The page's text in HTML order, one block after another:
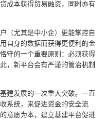
成本获得贸易融资，同时亦有
（尤其是中小企）更能掌控自
自身的数据而获得更便利的金
守的一个重要原则：必须获得
，新平台会有严谨的管治机制
建发展的一次重大突破。一直
系统，来促进资金的安全流
意愿为本，建立基建平台促进